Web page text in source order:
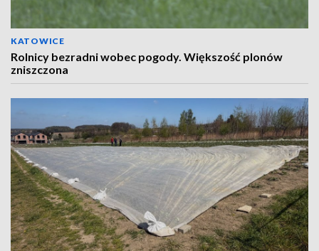
KATOWICE
Rolnicy bezradni wobec pogody. Większość plonów
zniszczona